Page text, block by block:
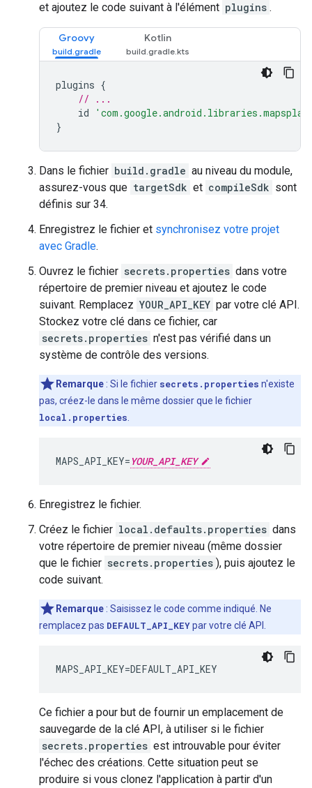
et ajoutez le code suivant à l'élément plugins .
Groovy Kotlin
plugins {
// ...
id
}
Dans le fichier build.gradle au niveau du module,
assurez-vous que targetSdk et compileSdk sont
définis sur 34.
Enregistrez le fichier et synchronisez votre projet
avec Gradle.
Ouvrez le fichier secrets.properties dans votre
répertoire de premier niveau et ajoutez le code
suivant. Remplacez YOUR_API_KEY par votre clé API.
Stockez votre clé dans ce fichier, car
secrets.properties n'est pas vérifié dans un
système de contrôle des versions.
Remarque : Si le fichier secrets.properties n'existe
pas, créez-le dans le même dossier que le fichier
local.properties
MAPS_API_KEY= YOUR_API_KEY
Enregistrez le fichier.
Créez le fichier local.defaults.properties dans
votre répertoire de premier niveau (même dossier
que le fichier secrets.properties ), puis ajoutez le
code suivant.
Remarque : Saisissez le code comme indiqué. Ne
remplacez pas DEFAULT_API_KEYpar votre clé API.
MAPS_API_KEY=DEFAULT_API_KEY
Ce fichier a pour but de fournir un emplacement de
sauvegarde de la clé API, à utiliser si le fichier
secrets.properties est introuvable pour éviter
l'échec des créations. Cette situation peut se
produire si vous clonez l'application à partir d'un